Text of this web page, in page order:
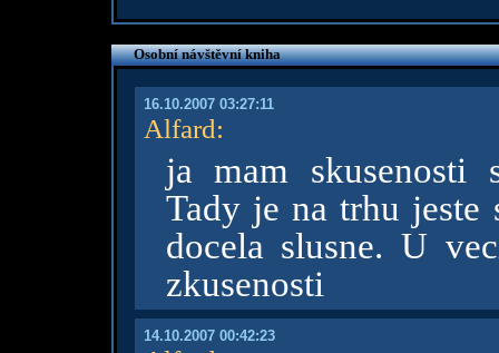
Osobní návštěvní kniha
16.10.2007 03:27:11
Alfard:
ja mam skusenosti
Tady je na trhu jeste
docela slusne. U
zkusenosti
14.10.2007 00:42:23